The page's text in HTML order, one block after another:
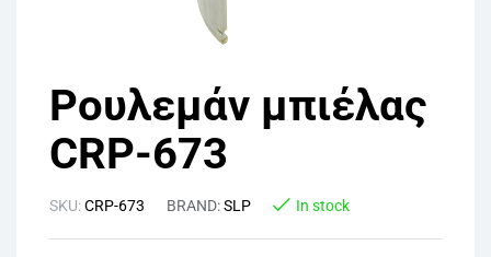
Ρουλεμάν μπιέλας
CRP-673
SKU:CRP-673 BRAND:SLP In stock